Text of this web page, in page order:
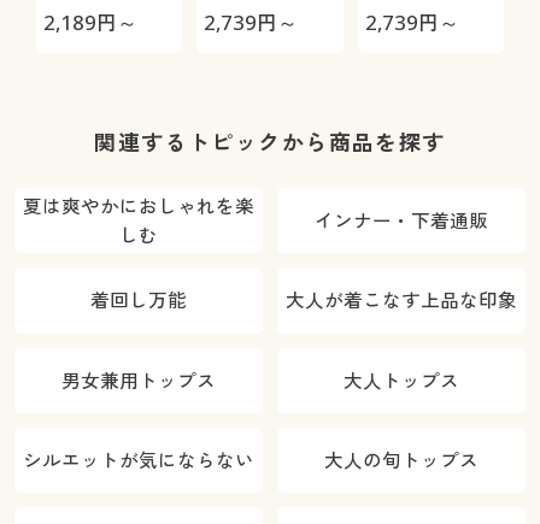
トランクス/綿
2,189円～
枚組)
2,739円～
ンクス/ウエス
2,739円～
関連するトピックから商品を探す
夏は爽やかにおしゃれを楽
しむ
インナー・下着通販
着回し万能 大人が着こなす上品な印象
男女兼用トップス 大人トップス
シルエットが気にならない 大人の旬トップス